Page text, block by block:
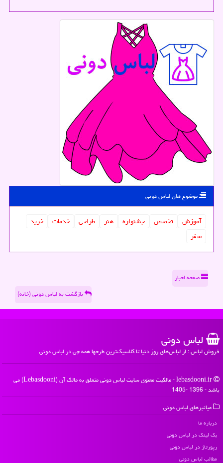
موضوع های لباس دونی
آموزش تخصص جشنواره هنر طراحی خدمات
خرید
سفر
صفحه اخبار
بازگشت به لباس دونی (خانه)
لباس دونی
فروش لباس : از لباس‌های روز دنیا تا کلاسیک‌ترین طرحها همه چی در لباس دونی
lebasdooni.ir - مالکیت معنوی سایت لباس دونی متعلق به مالک آن (Lebasdooni) می
باشد - 1396 -1405
میانبرهای لباس دونی
درباره ما
بک لینک در لباس دونی
رپورتاژ در لباس دونی
مطالب لباس دونی